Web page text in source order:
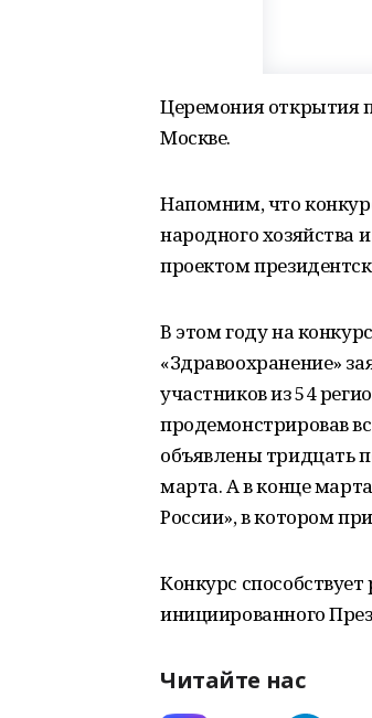
Церемония открытия
Москве.
Напомним, что
народного хозяйства
проектом
В этом году на
«Здравоохранение»
участников из 54
продемонстрировав
объявлены тридцать
марта. А в конце
России», в котором
Конкурс
инициированного
Читайте нас